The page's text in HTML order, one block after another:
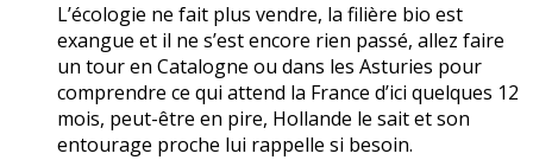
L’écologie ne fait plus vendre, la filière bio est
exangue et il ne s’est encore rien passé, allez faire
un tour en Catalogne ou dans les Asturies pour
comprendre ce qui attend la France d’ici quelques 12
mois, peut-être en pire, Hollande le sait et son
entourage proche lui rappelle si besoin.